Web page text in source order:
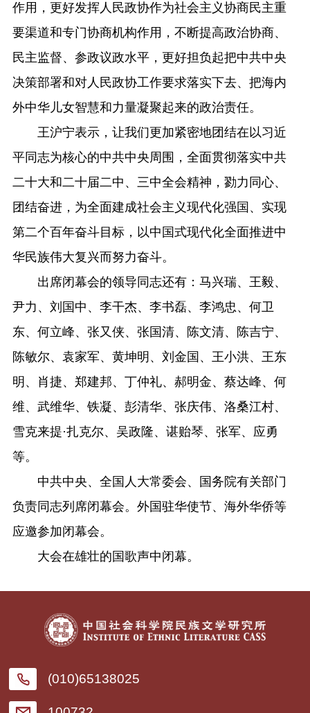
作用，更好发挥人民政协作为社会主义协商民主重
要渠道和专门协商机构作用，不断提高政治协商、
民主监督、参政议政水平，更好担负起把中共中央
决策部署和对人民政协工作要求落实下去、把海内
外中华儿女智慧和力量凝聚起来的政治责任。
王沪宁表示，让我们更加紧密地团结在以习近
平同志为核心的中共中央周围，全面贯彻落实中共
二十大和二十届二中、三中全会精神，勠力同心、
团结奋进，为全面建成社会主义现代化强国、实现
第二个百年奋斗目标，以中国式现代化全面推进中
华民族伟大复兴而努力奋斗。
出席闭幕会的领导同志还有：马兴瑞、王毅、
尹力、刘国中、李干杰、李书磊、李鸿忠、何卫
东、何立峰、张又侠、张国清、陈文清、陈吉宁、
陈敏尔、袁家军、黄坤明、刘金国、王小洪、王东
明、肖捷、郑建邦、丁仲礼、郝明金、蔡达峰、何
维、武维华、铁凝、彭清华、张庆伟、洛桑江村、
雪克来提·扎克尔、吴政隆、谌贻琴、张军、应勇
等。
中共中央、全国人大常委会、国务院有关部门
负责同志列席闭幕会。外国驻华使节、海外华侨等
应邀参加闭幕会。
大会在雄壮的国歌声中闭幕。
(010)65138025